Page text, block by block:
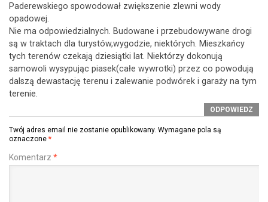
Paderewskiego spowodował zwiększenie zlewni wody
opadowej.
Nie ma odpowiedzialnych. Budowane i przebudowywane drogi
są w traktach dla turystów,wygodzie, niektórych. Mieszkańcy
tych terenów czekają dziesiątki lat. Niektórzy dokonują
samowoli wysypując piasek(całe wywrotki) przez co powodują
dalszą dewastację terenu i zalewanie podwórek i garaży na tym
terenie.
ODPOWIEDZ
Twój adres email nie zostanie opublikowany. Wymagane pola są
oznaczone *
Komentarz *